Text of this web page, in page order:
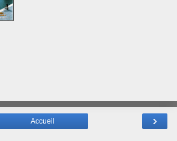
›
Accueil